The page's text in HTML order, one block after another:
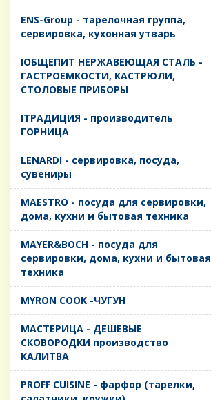
ENS-Group - тарелочная группа,
сервировка, кухонная утварь
IОБЩЕПИТ НЕРЖАВЕЮЩАЯ СТАЛЬ -
ГАСТРОЕМКОСТИ, КАСТРЮЛИ,
СТОЛОВЫЕ ПРИБОРЫ
IТРАДИЦИЯ - производитель
ГОРНИЦА
LENARDI - сервировка, посуда,
сувениры
MAESTRO - посуда для сервировки,
дома, кухни и бытовая техника
MAYER&BOCH - посуда для
сервировки, дома, кухни и бытовая
техника
MYRON COOK -ЧУГУН
MАСТЕРИЦА - ДЕШЕВЫЕ
СКОВОРОДКИ производство
КАЛИТВА
PROFF CUISINE - фарфор (тарелки,